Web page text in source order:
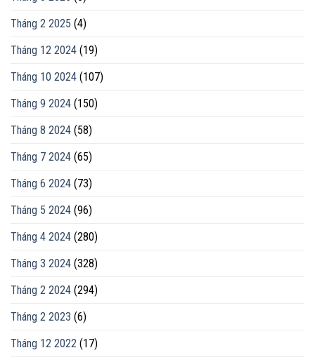
Tháng 2 2025 (4)
Tháng 12 2024 (19)
Tháng 10 2024 (107)
Tháng 9 2024 (150)
Tháng 8 2024 (58)
Tháng 7 2024 (65)
Tháng 6 2024 (73)
Tháng 5 2024 (96)
Tháng 4 2024 (280)
Tháng 3 2024 (328)
Tháng 2 2024 (294)
Tháng 2 2023 (6)
Tháng 12 2022 (17)